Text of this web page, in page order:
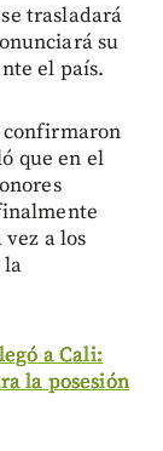
trasladará
su
el país.
confirmaron
que en el
a los
la
a Cali:
la posesión